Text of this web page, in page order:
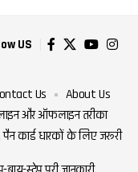
US
Us
About Us
और ऑफलाइन तरीका
कार्ड धारकों के लिए जरूरी